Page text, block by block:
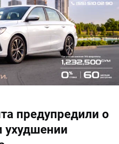
предупредили о
ухудшении